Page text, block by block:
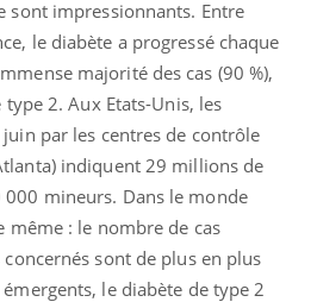
sont impressionnants. Entre
le diabète a progressé chaque
majorité des cas (90 %),
type 2. Aux Etats-Unis, les
par les centres de contrôle
indiquent 29 millions de
mineurs. Dans le monde
même : le nombre de cas
sont de plus en plus
le diabète de type 2